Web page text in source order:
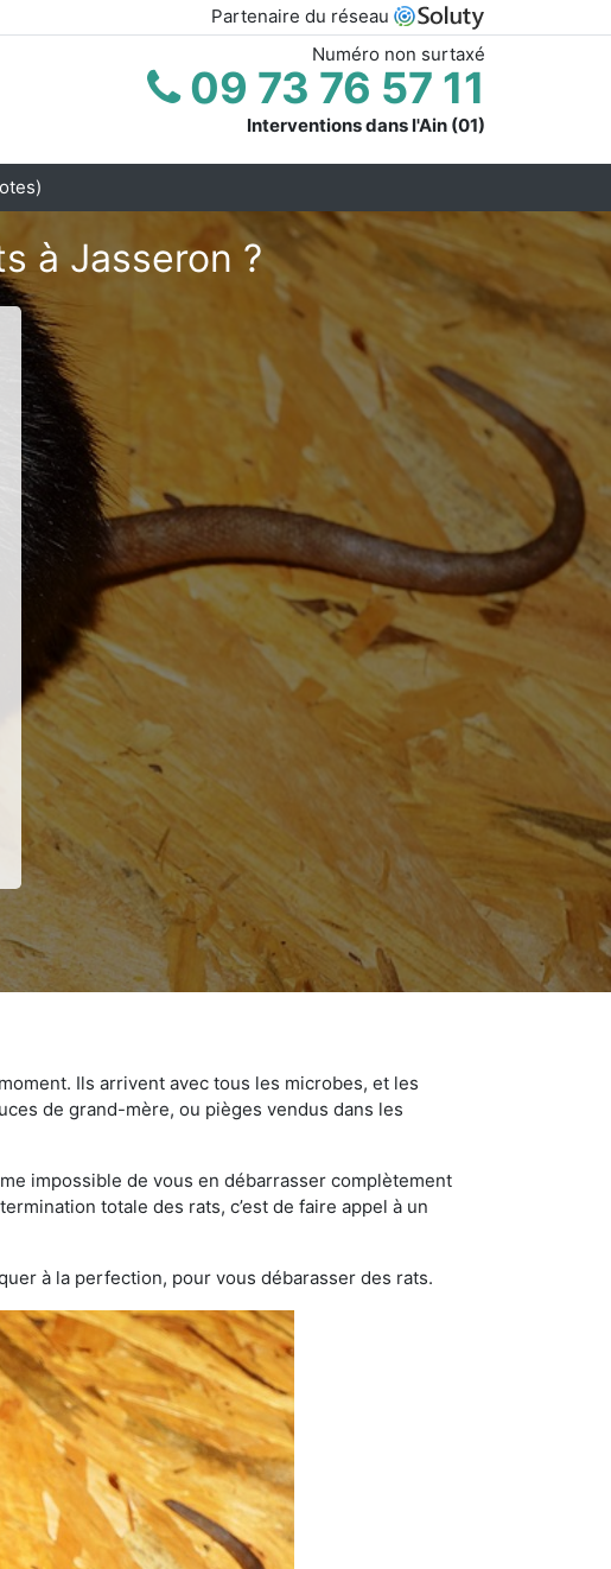
Partenaire du réseau
Numéro non surtaxé
09 73 76 57 11
Interventions dans l'Ain (01)
à Jasseron ?
Ils arrivent avec tous les microbes, et les
de grand-mère, ou pièges vendus dans les
impossible de vous en débarrasser complètement
totale des rats, c’est de faire appel à un
à la perfection, pour vous débarasser des rats.